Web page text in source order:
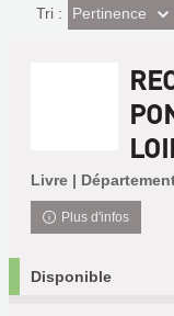
Tri : (Effet
imédiat)
Pertinence
Livre |
Plus d'infos
Disponible